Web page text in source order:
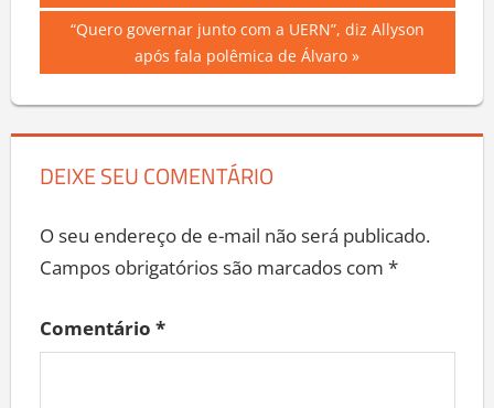
deNext
“Quero governar junto com a UERN”, diz Allyson
após fala polêmica de Álvaro
DEIXE SEU COMENTÁRIO
O seu endereço de e-mail não será publicado.
Campos obrigatórios são marcados com *
Comentário *